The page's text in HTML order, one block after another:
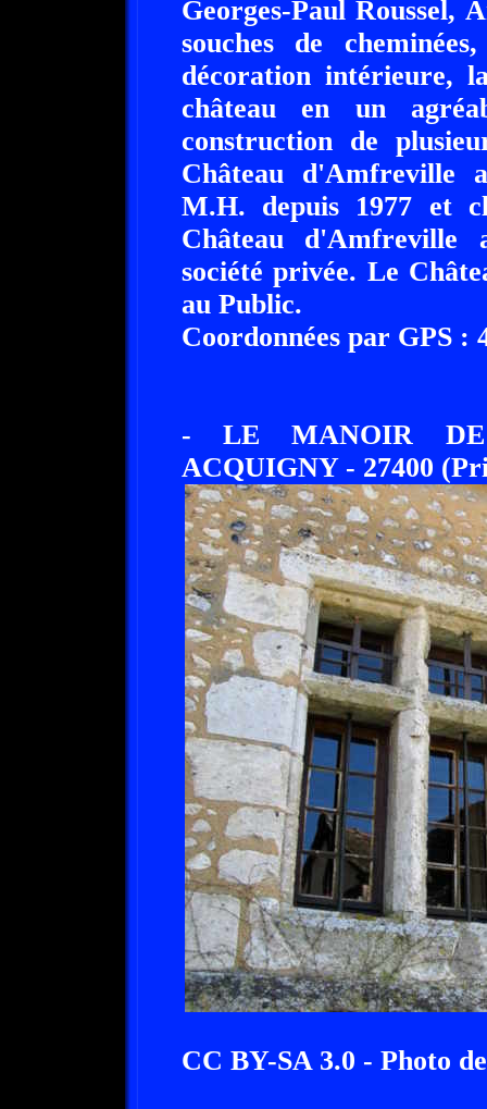
Georges-Paul Roussel,
souches de
décoration intérieure,
château en un
construction de
Château d'Amfreville
M.H. depuis 1977 et
Château d'Amfreville
société privée. Le
au Public.
Coordonnées par GPS :
- LE MANOIR DE
ACQUIGNY - 27400
CC BY-SA 3.0 - Photo